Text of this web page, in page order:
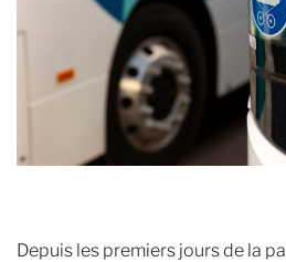
Depuis les premiers jours de la